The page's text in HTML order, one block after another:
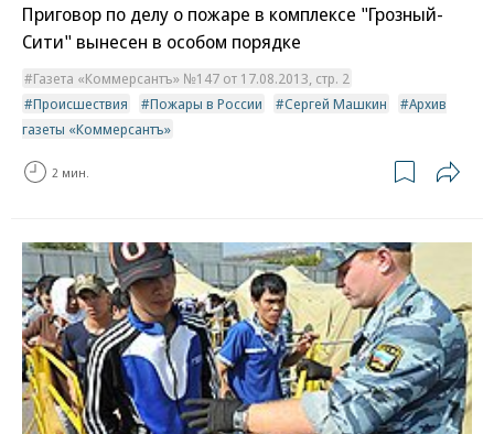
Приговор по делу о пожаре в комплексе "Грозный-
Сити" вынесен в особом порядке
Газета «Коммерсантъ» №147 от 17.08.2013, стр. 2
Происшествия
Пожары в России Сергей Машкин
Архив
газеты «Коммерсантъ»
2 мин.